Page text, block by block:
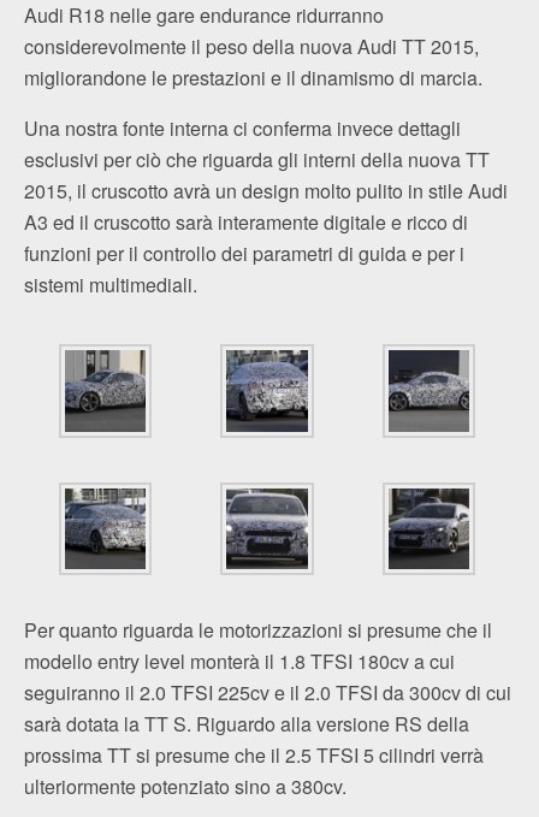
Audi R18 nelle gare endurance ridurranno
considerevolmente il peso della nuova Audi TT 2015,
migliorandone le prestazioni e il dinamismo di marcia.
Una nostra fonte interna ci conferma invece dettagli
esclusivi per ciò che riguarda gli interni della nuova TT
2015, il cruscotto avrà un design molto pulito in stile Audi
A3 ed il cruscotto sarà interamente digitale e ricco di
funzioni per il controllo dei parametri di guida e per i
sistemi multimediali.
Per quanto riguarda le motorizzazioni si presume che il
modello entry level monterà il 1.8 TFSI 180cv a cui
seguiranno il 2.0 TFSI 225cv e il 2.0 TFSI da 300cv di cui
sarà dotata la TT S. Riguardo alla versione RS della
prossima TT si presume che il 2.5 TFSI 5 cilindri verrà
ulteriormente potenziato sino a 380cv.